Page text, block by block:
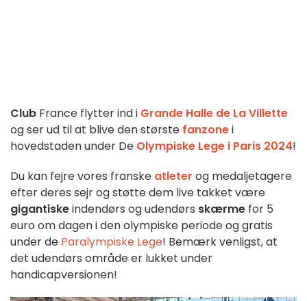
Club France flytter ind i Grande Halle de La Villette
og ser ud til at blive den største fanzonei
hovedstaden under De Olympiske Lege i Paris 2024!
Du kan fejre vores franske atleter og medaljetagere
efter deres sejr og støtte dem live takket være
gigantiskeindendørs og udendørs skærme for 5
euro om dagen i den olympiske periode og gratis
under de Paralympiske Lege! Bemærk venligst, at
det udendørs område er lukket under
handicapversionen!